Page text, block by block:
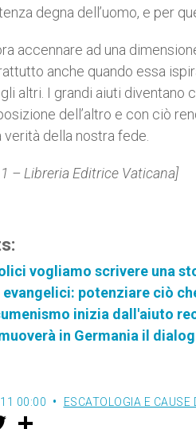
degna dell’uomo, e per
accennare ad una
anche quando essa
altri. I grandi aiuti
dell’altro e con ciò
della nostra fede.
– Libreria Editrice Vaticana]
vogliamo scrivere una
evangelici: potenziare ciò
inizia dall'aiuto
in Germania il
00:00 ESCATOLOGIA E CAUSE